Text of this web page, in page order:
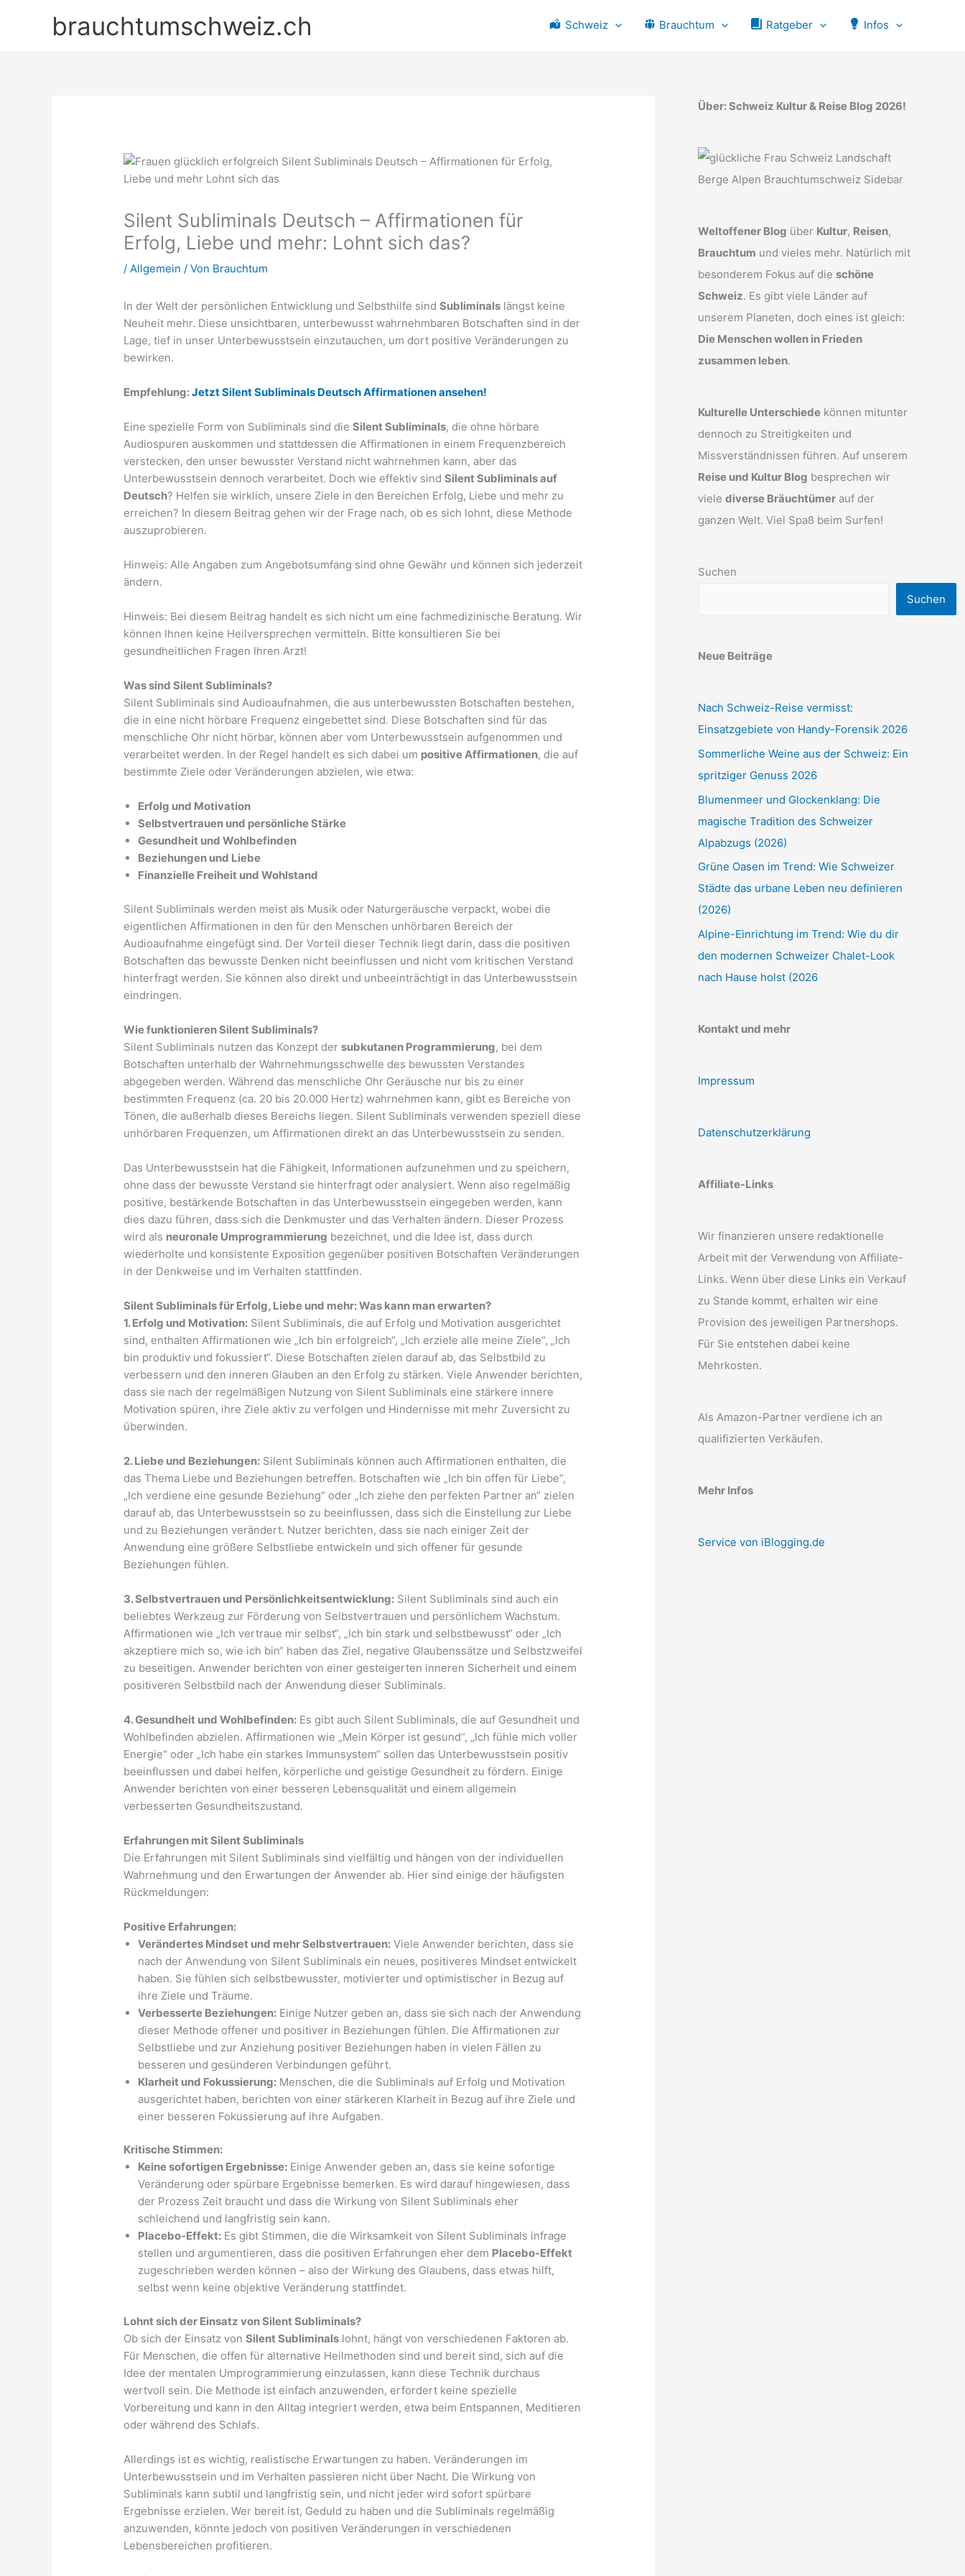
brauchtumschweiz.ch Schweiz Brauchtum Ratgeber Infos
Silent Subliminals Deutsch – Affirmationen für
Erfolg, Liebe und mehr: Lohnt sich das?
/Allgemein / Von Brauchtum
In der Welt der persönlichen Entwicklung und Selbsthilfe sindSubliminals längst keine
Neuheit mehr. Diese unsichtbaren, unterbewusst wahrnehmbaren Botschaften sind in der
Lage, tief in unser Unterbewusstsein einzutauchen, um dort positive Veränderungen zu
bewirken.
Empfehlung:Jetzt Silent Subliminals Deutsch Affirmationen ansehen!
Eine spezielle Form von Subliminals sind dieSilent Subliminals, die ohne hörbare
Audiospuren auskommen und stattdessen die Affirmationen in einem Frequenzbereich
verstecken, den unser bewusster Verstand nicht wahrnehmen kann, aber das
Unterbewusstsein dennoch verarbeitet. Doch wie effektiv sindSilent Subliminals auf
Deutsch? Helfen sie wirklich, unsere Ziele in den Bereichen Erfolg, Liebe und mehr zu
erreichen? In diesem Beitrag gehen wir der Frage nach, ob es sich lohnt, diese Methode
auszuprobieren.
Hinweis: Alle Angaben zum Angebotsumfang sind ohne Gewähr und können sich jederzeit
ändern.
Hinweis: Bei diesem Beitrag handelt es sich nicht um eine fachmedizinische Beratung. Wir
können Ihnen keine Heilversprechen vermitteln. Bitte konsultieren Sie bei
gesundheitlichen Fragen Ihren Arzt!
Was sind Silent Subliminals?
Silent Subliminals sind Audioaufnahmen, die aus unterbewussten Botschaften bestehen,
die in eine nicht hörbare Frequenz eingebettet sind. Diese Botschaften sind für das
menschliche Ohr nicht hörbar, können aber vom Unterbewusstsein aufgenommen und
verarbeitet werden. In der Regel handelt es sich dabei um positive Affirmationen, die auf
bestimmte Ziele oder Veränderungen abzielen, wie etwa:
Erfolg und Motivation
Selbstvertrauen und persönliche Stärke
Gesundheit und Wohlbefinden
Beziehungen und Liebe
Finanzielle Freiheit und Wohlstand
Silent Subliminals werden meist als Musik oder Naturgeräusche verpackt, wobei die
eigentlichen Affirmationen in den für den Menschen unhörbaren Bereich der
Audioaufnahme eingefügt sind. Der Vorteil dieser Technik liegt darin, dass die positiven
Botschaften das bewusste Denken nicht beeinflussen und nicht vom kritischen Verstand
hinterfragt werden. Sie können also direkt und unbeeinträchtigt in das Unterbewusstsein
eindringen.
Wie funktionieren Silent Subliminals?
Silent Subliminals nutzen das Konzept dersubkutanen Programmierung, bei dem
Botschaften unterhalb der Wahrnehmungsschwelle des bewussten Verstandes
abgegeben werden. Während das menschliche Ohr Geräusche nur bis zu einer
bestimmten Frequenz (ca. 20 bis 20.000 Hertz) wahrnehmen kann, gibt es Bereiche von
Tönen, die außerhalb dieses Bereichs liegen. Silent Subliminals verwenden speziell diese
unhörbaren Frequenzen, um Affirmationen direkt an das Unterbewusstsein zu senden.
Das Unterbewusstsein hat die Fähigkeit, Informationen aufzunehmen und zu speichern,
ohne dass der bewusste Verstand sie hinterfragt oder analysiert. Wenn also regelmäßig
positive, bestärkende Botschaften in das Unterbewusstsein eingegeben werden, kann
dies dazu führen, dass sich die Denkmuster und das Verhalten ändern. Dieser Prozess
wird als neuronale Umprogrammierung bezeichnet, und die Idee ist, dass durch
wiederholte und konsistente Exposition gegenüber positiven Botschaften Veränderungen
in der Denkweise und im Verhalten stattfinden.
Silent Subliminals für Erfolg, Liebe und mehr: Was kann man erwarten?
1. Erfolg und Motivation: Silent Subliminals, die auf Erfolg und Motivation ausgerichtet
sind, enthalten Affirmationen wie „Ich bin erfolgreich“, „Ich erziele alle meine Ziele“, „Ich
bin produktiv und fokussiert“. Diese Botschaften zielen darauf ab, das Selbstbild zu
verbessern und den inneren Glauben an den Erfolg zu stärken. Viele Anwender berichten,
dass sie nach der regelmäßigen Nutzung von Silent Subliminals eine stärkere innere
Motivation spüren, ihre Ziele aktiv zu verfolgen und Hindernisse mit mehr Zuversicht zu
überwinden.
2. Liebe und Beziehungen: Silent Subliminals können auch Affirmationen enthalten, die
das Thema Liebe und Beziehungen betreffen. Botschaften wie „Ich bin offen für Liebe“,
„Ich verdiene eine gesunde Beziehung“ oder „Ich ziehe den perfekten Partner an“ zielen
darauf ab, das Unterbewusstsein so zu beeinflussen, dass sich die Einstellung zur Liebe
und zu Beziehungen verändert. Nutzer berichten, dass sie nach einiger Zeit der
Anwendung eine größere Selbstliebe entwickeln und sich offener für gesunde
Beziehungen fühlen.
3. Selbstvertrauen und Persönlichkeitsentwicklung: Silent Subliminals sind auch ein
beliebtes Werkzeug zur Förderung von Selbstvertrauen und persönlichem Wachstum.
Affirmationen wie „Ich vertraue mir selbst“, „Ich bin stark und selbstbewusst“ oder „Ich
akzeptiere mich so, wie ich bin“ haben das Ziel, negative Glaubenssätze und Selbstzweifel
zu beseitigen. Anwender berichten von einer gesteigerten inneren Sicherheit und einem
positiveren Selbstbild nach der Anwendung dieser Subliminals.
4. Gesundheit und Wohlbefinden: Es gibt auch Silent Subliminals, die auf Gesundheit und
Wohlbefinden abzielen. Affirmationen wie „Mein Körper ist gesund“, „Ich fühle mich voller
Energie“ oder „Ich habe ein starkes Immunsystem“ sollen das Unterbewusstsein positiv
beeinflussen und dabei helfen, körperliche und geistige Gesundheit zu fördern. Einige
Anwender berichten von einer besseren Lebensqualität und einem allgemein
verbesserten Gesundheitszustand.
Erfahrungen mit Silent Subliminals
Die Erfahrungen mit Silent Subliminals sind vielfältig und hängen von der individuellen
Wahrnehmung und den Erwartungen der Anwender ab. Hier sind einige der häufigsten
Rückmeldungen:
Positive Erfahrungen:
Verändertes Mindset und mehr Selbstvertrauen: Viele Anwender berichten, dass sie
nach der Anwendung von Silent Subliminals ein neues, positiveres Mindset entwickelt
haben. Sie fühlen sich selbstbewusster, motivierter und optimistischer in Bezug auf
ihre Ziele und Träume.
Verbesserte Beziehungen: Einige Nutzer geben an, dass sie sich nach der Anwendung
dieser Methode offener und positiver in Beziehungen fühlen. Die Affirmationen zur
Selbstliebe und zur Anziehung positiver Beziehungen haben in vielen Fällen zu
besseren und gesünderen Verbindungen geführt.
Klarheit und Fokussierung: Menschen, die die Subliminals auf Erfolg und Motivation
ausgerichtet haben, berichten von einer stärkeren Klarheit in Bezug auf ihre Ziele und
einer besseren Fokussierung auf ihre Aufgaben.
Kritische Stimmen:
Keine sofortigen Ergebnisse: Einige Anwender geben an, dass sie keine sofortige
Veränderung oder spürbare Ergebnisse bemerken. Es wird darauf hingewiesen, dass
der Prozess Zeit braucht und dass die Wirkung von Silent Subliminals eher
schleichend und langfristig sein kann.
Placebo-Effekt: Es gibt Stimmen, die die Wirksamkeit von Silent Subliminals infrage
stellen und argumentieren, dass die positiven Erfahrungen eher dem Placebo-Effekt
zugeschrieben werden können – also der Wirkung des Glaubens, dass etwas hilft,
selbst wenn keine objektive Veränderung stattfindet.
Lohnt sich der Einsatz von Silent Subliminals?
Ob sich der Einsatz vonSilent Subliminals lohnt, hängt von verschiedenen Faktoren ab.
Für Menschen, die offen für alternative Heilmethoden sind und bereit sind, sich auf die
Idee der mentalen Umprogrammierung einzulassen, kann diese Technik durchaus
wertvoll sein. Die Methode ist einfach anzuwenden, erfordert keine spezielle
Vorbereitung und kann in den Alltag integriert werden, etwa beim Entspannen, Meditieren
oder während des Schlafs.
Allerdings ist es wichtig, realistische Erwartungen zu haben. Veränderungen im
Unterbewusstsein und im Verhalten passieren nicht über Nacht. Die Wirkung von
Subliminals kann subtil und langfristig sein, und nicht jeder wird sofort spürbare
Ergebnisse erzielen. Wer bereit ist, Geduld zu haben und die Subliminals regelmäßig
anzuwenden, könnte jedoch von positiven Veränderungen in verschiedenen
Lebensbereichen profitieren.
Über: Schweiz Kultur & Reise Blog 2026!
Weltoffener Blog über Kultur, Reisen,
Brauchtum und vieles mehr. Natürlich mit
besonderem Fokus auf die schöne
Schweiz. Es gibt viele Länder auf
unserem Planeten, doch eines ist gleich:
Die Menschen wollen in Frieden
zusammen leben.
Kulturelle Unterschiede können mitunter
dennoch zu Streitigkeiten und
Missverständnissen führen. Auf unserem
Reise und Kultur Blog besprechen wir
viele diverse Bräuchtümer auf der
ganzen Welt. Viel Spaß beim Surfen!
Suchen
Suchen
Neue Beiträge
Nach Schweiz-Reise vermisst:
Einsatzgebiete von Handy-Forensik 2026
Sommerliche Weine aus der Schweiz: Ein
spritziger Genuss 2026
Blumenmeer und Glockenklang: Die
magische Tradition des Schweizer
Alpabzugs (2026)
Grüne Oasen im Trend: Wie Schweizer
Städte das urbane Leben neu definieren
(2026)
Alpine-Einrichtung im Trend: Wie du dir
den modernen Schweizer Chalet-Look
nach Hause holst (2026
Kontakt und mehr
Impressum
Datenschutzerklärung
Affiliate-Links
Wir finanzieren unsere redaktionelle
Arbeit mit der Verwendung von Affiliate-
Links. Wenn über diese Links ein Verkauf
zu Stande kommt, erhalten wir eine
Provision des jeweiligen Partnershops.
Für Sie entstehen dabei keine
Mehrkosten.
Als Amazon-Partner verdiene ich an
qualifizierten Verkäufen.
Mehr Infos
Service von iBlogging.de